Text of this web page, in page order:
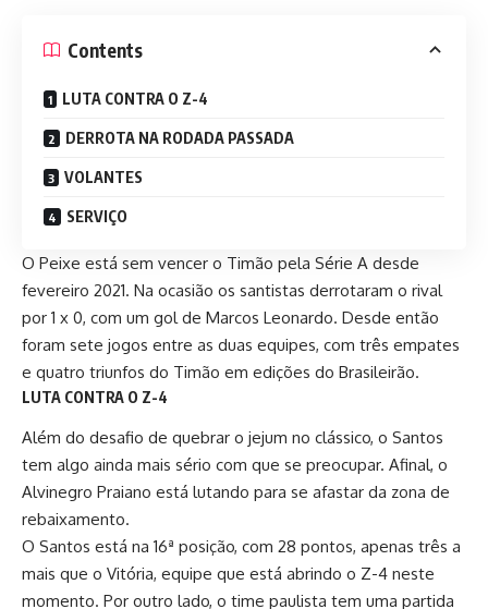
Contents
LUTA CONTRA O Z-4
DERROTA NA RODADA PASSADA
VOLANTES
SERVIÇO
O Peixe está sem vencer o Timão pela Série A desde
fevereiro 2021. Na ocasião os santistas derrotaram o rival
por 1 x 0, com um gol de Marcos Leonardo. Desde então
foram sete jogos entre as duas equipes, com três empates
e quatro triunfos do Timão em edições do Brasileirão.
LUTA CONTRA O Z-4
Além do desafio de quebrar o jejum no clássico, o Santos
tem algo ainda mais sério com que se preocupar. Afinal, o
Alvinegro Praiano está lutando para se afastar da zona de
rebaixamento.
O Santos está na 16ª posição, com 28 pontos, apenas três a
mais que o Vitória, equipe que está abrindo o Z-4 neste
momento. Por outro lado, o time paulista tem uma partida